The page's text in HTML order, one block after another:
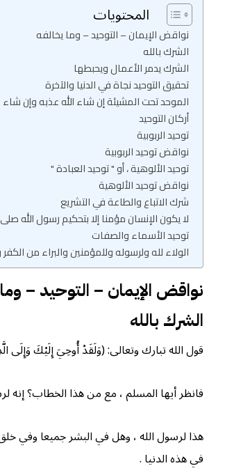
المحتويات
نواقض الإيمان – التوحيد – وما يخالفه
الشرك بالله
الشرك يدمر الأعمال ويحبطها
تحقيق التوحيد نجاة في الدنيا والآخرة
الموحد تحت المشيئة إن شاء الله عذبه وإن
أركان التوحيد
توحيد الربوبية
نواقض توحيد الربوبية
توحيد الألوهية ، أو " توحيد العبادة "
نواقض توحيد الألوهية
شرك الاتباع والطاعة في التشريع
لا يكون الإنسان مؤمنا إلا بتحكيم رسول الله
توحيد الأسماء والصفات
الولاء لله ولرسوله وللمؤمنين والبراء من
نواقض الإيمان – التوحيد –
الشرك بالله
قول الله تبارك وتعالى: (وَلَقَدْ أُوحِيَ إِلَيْكَ
فانظر أيها المسلم ، مع من هذا الخطاب؟ إنه
هذا لرسول الله ، وهل في البشر جميعا وفي
في هذه الدنيا .